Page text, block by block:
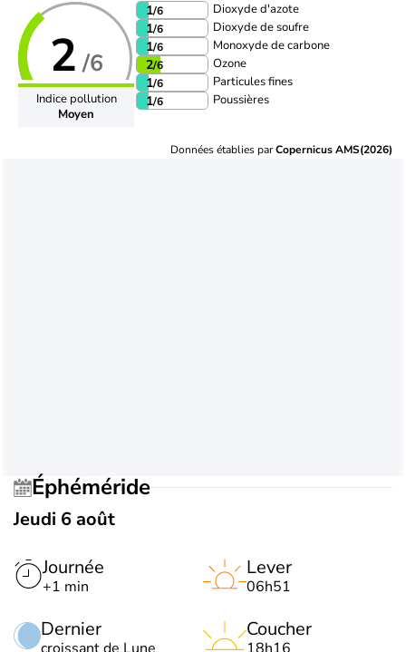
2 /6
Indice pollution
Moyen
1/6 Dioxyde d'azote
1/6 Dioxyde de soufre
1/6 Monoxyde de carbone
2/6 Ozone
1/6 Particules fines
1/6 Poussières
Données établies parCopernicus AMS(2026)
Éphéméride
Jeudi 6 août
Journée
+1 min
Dernier
Lever
06h51
Coucher